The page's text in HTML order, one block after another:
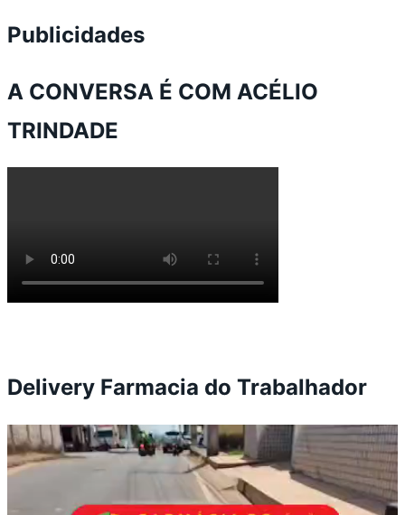
Publicidades
A CONVERSA É COM ACÉLIO
TRINDADE
Delivery Farmacia do Trabalhador